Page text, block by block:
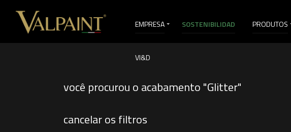
EMPRESA SOSTENIBILIDAD PRODUTOS
VI&D
você procurou o acabamento "Glitter"
cancelar os filtros